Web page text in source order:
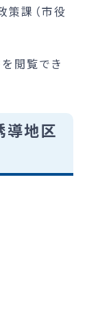
策課（市役
閲覧でき
導地区